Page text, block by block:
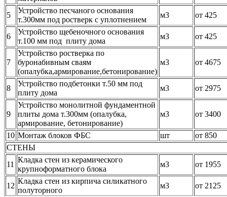
5
Устройство песчаного основания
т.300мм под ростверк с уплотнением
м3 от 425
6
Устройство щебеночного основания
т.100 мм под плиту дома
м3 от 425
7
Устройство ростверка по
буронабивным сваям
(опалубка,армирование,бетонирование)
м3 от 4675
8
Устройство подбетонки т.50 мм под
плиту дома
м3 от 2975
9
Устройство монолитной фундаментной
плиты дома т.300мм (опалубка,
армирование, бетонирование)
м3 от 3400
10 Монтаж блоков ФБС шт
от 850
СТЕНЫ
11
Кладка стен из керамического
крупноформатного блока
м3 от 1955
12
Кладка стен из кирпича силикатного
полуторного
м3 от 2125